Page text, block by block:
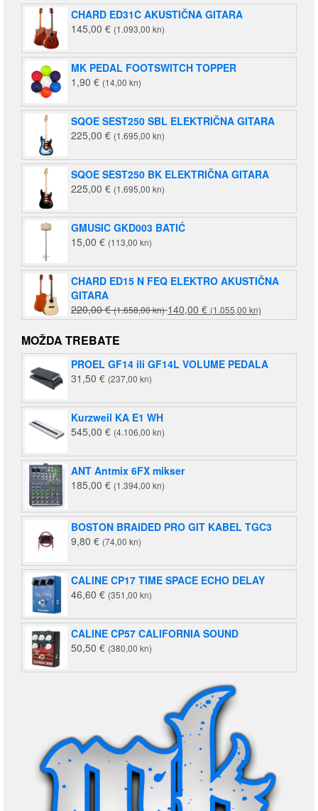
CHARD ED31C AKUSTIČNA GITARA
145,00 € (1.093,00 kn)
MK PEDAL FOOTSWITCH TOPPER
1,90 € (14,00 kn)
SQOE SEST250 SBL ELEKTRIČNA GITARA
225,00 € (1.695,00 kn)
SQOE SEST250 BK ELEKTRIČNA GITARA
225,00 € (1.695,00 kn)
GMUSIC GKD003 BATIĆ
15,00 € (113,00 kn)
CHARD ED15 N FEQ ELEKTRO AKUSTIČNA
GITARA
220,00€ (1.658,00 kn)Izvorna
cijena
je:
220,00 €
140,00 € (1.055,00 kn)
cijena
140,00 €
(1.055,00
MOŽDA TREBATE
PROEL GF14 ili GF14L VOLUME PEDALA
31,50 € (237,00 kn)
Kurzweil KA E1 WH
545,00 € (4.106,00 kn)
ANT Antmix 6FX mikser
185,00 € (1.394,00 kn)
BOSTON BRAIDED PRO GIT KABEL TGC3
9,80 € (74,00 kn)
CALINE CP17 TIME SPACE ECHO DELAY
46,60 € (351,00 kn)
CALINE CP57 CALIFORNIA SOUND
50,50 € (380,00 kn)